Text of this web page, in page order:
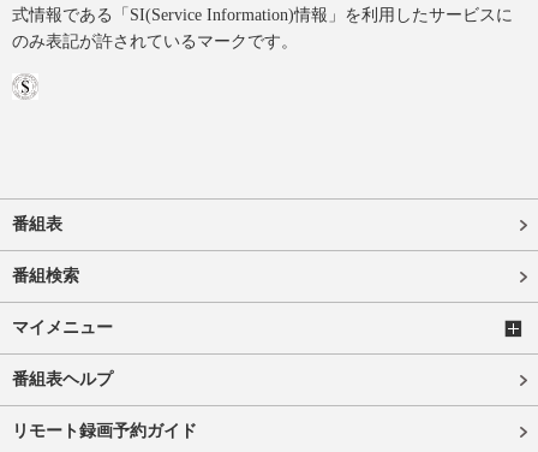
式情報である「SI(Service Information)情報」を利用したサービスに
のみ表記が許されているマークです。
番組表
番組検索
マイメニュー
番組表ヘルプ
リモート録画予約ガイド